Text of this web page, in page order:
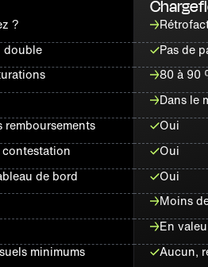
?
double
remboursements
de bord
minimums
Pas de
80 à 90
Dans le
Oui
Oui
Oui
Moins
En
Aucun,